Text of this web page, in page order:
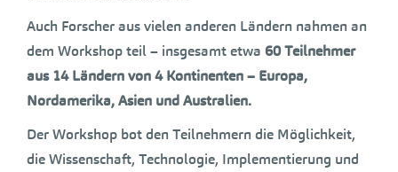
Auch Forscher aus vielen anderen Ländern nahmen an
dem Workshop teil – insgesamt etwa 60 Teilnehmer
aus 14 Ländern von 4 Kontinenten – Europa,
Nordamerika, Asien und Australien.
Der Workshop bot den Teilnehmern die Möglichkeit,
die Wissenschaft, Technologie, Implementierung und